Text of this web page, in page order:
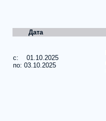
Дата
c: 01.10.2025
по: 03.10.2025